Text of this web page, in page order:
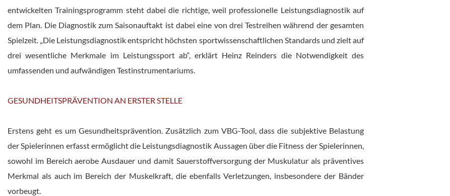
entwickelten Trainingsprogramm steht dabei die richtige, weil professionelle Leistungsdiagnostik auf
dem Plan. Die Diagnostik zum Saisonauftakt ist dabei eine von drei Testreihen während der gesamten
Spielzeit. „Die Leistungsdiagnostik entspricht höchsten sportwissenschaftlichen Standards und zielt auf
drei wesentliche Merkmale im Leistungssport ab“, erklärt Heinz Reinders die Notwendigkeit des
umfassenden und aufwändigen Testinstrumentariums.
GESUNDHEITSPRÄVENTION AN ERSTER STELLE
Erstens geht es um Gesundheitsprävention. Zusätzlich zum VBG-Tool, dass die subjektive Belastung
der Spielerinnen erfasst ermöglicht die Leistungsdiagnostik Aussagen über die Fitness der Spielerinnen,
sowohl im Bereich aerobe Ausdauer und damit Sauerstoffversorgung der Muskulatur als präventives
Merkmal als auch im Bereich der Muskelkraft, die ebenfalls Verletzungen, insbesondere der Bänder
vorbeugt.